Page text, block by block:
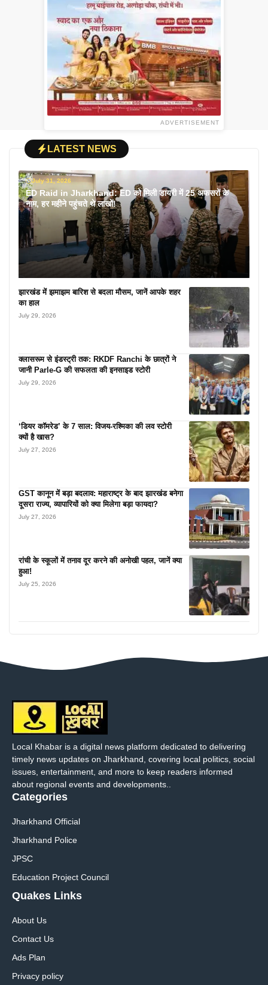
ADVERTISEMENT
LATEST NEWS
July 31, 2026
ED Raid in Jharkhand: ED को मिली डायरी में 25 अफसरों के
नाम, हर महीने पहुंचते थे लाखों!
झारखंड में झमाझम बारिश से बदला मौसम, जानें आपके शहर
का हाल
July 29, 2026
क्लासरूम से इंडस्ट्री तक: RKDF Ranchi के छात्रों ने
जानी Parle-G की सफलता की इनसाइड स्टोरी
July 29, 2026
‘डियर कॉमरेड’ के 7 साल: विजय-रश्मिका की लव स्टोरी
क्यों है खास?
July 27, 2026
GST कानून में बड़ा बदलाव: महाराष्ट्र के बाद झारखंड बनेगा
दूसरा राज्य, व्यापारियों को क्या मिलेगा बड़ा फायदा?
July 27, 2026
रांची के स्कूलों में तनाव दूर करने की अनोखी पहल, जानें क्या
हुआ!
July 25, 2026
Local Khabar is a digital news platform dedicated to delivering
timely news updates on Jharkhand, covering local politics, social
issues, entertainment, and more to keep readers informed
about regional events and developments..
Categories
Jharkhand Official
Jharkhand Police
JPSC
Education Project Council
Quakes Links
About Us
Contact Us
Ads Plan
Privacy policy